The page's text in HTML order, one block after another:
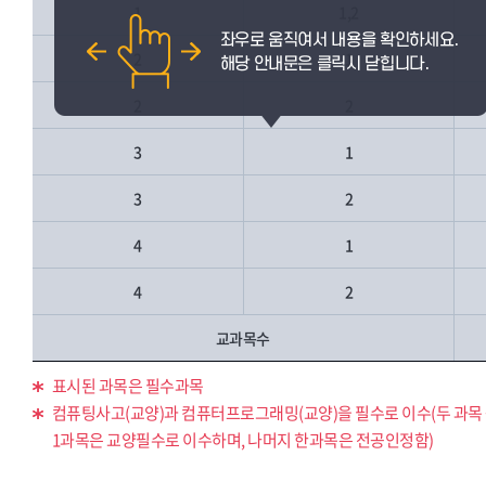
1
1
3 1
3 2
4 1
4 2
교과목수
표시된 과목은 필수과목
컴퓨팅사고(교양)과 컴퓨터프로그래밍(교양)을 필수로 이수(두 과목
1과목은 교양필수로 이수하며, 나머지 한과목은 전공인정함)